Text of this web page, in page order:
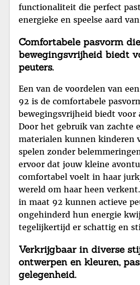
functionaliteit die perfect
energieke en speelse aard
Comfortabele pasvorm
bewegingsvrijheid biedt
peuters.
Een van de voordelen van
92 is de comfortabele
bewegingsvrijheid biedt voor
Door het gebruik van zachte
materialen kunnen kinderen
spelen zonder
ervoor dat jouw kleine
comfortabel voelt in haar
wereld om haar heen
in maat 92 kunnen actieve
ongehinderd hun energie
tegelijkertijd er schattig en
Verkrijgbaar in diverse
ontwerpen en kleuren,
gelegenheid.